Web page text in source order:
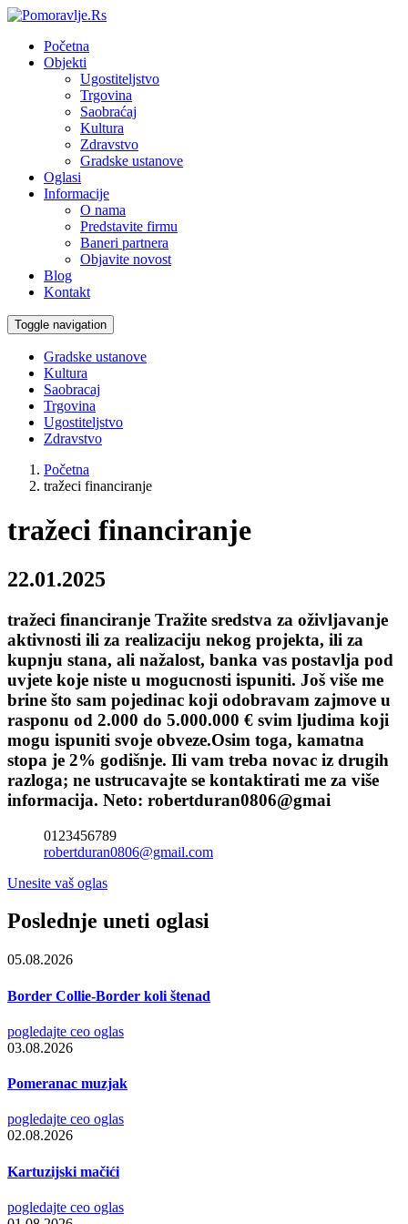
Početna
Objekti
Ugostiteljstvo
Trgovina
Saobraćaj
Kultura
Zdravstvo
Gradske ustanove
Oglasi
Informacije
O nama
Predstavite firmu
Baneri partnera
Objavite novost
Blog
Kontakt
Toggle navigation
Gradske ustanove
Kultura
Saobracaj
Trgovina
Ugostiteljstvo
Zdravstvo
Početna
tražeci financiranje
tražeci financiranje
22.01.2025
tražeci financiranje Tražite sredstva za oživljavanje
aktivnosti ili za realizaciju nekog projekta, ili za
kupnju stana, ali nažalost, banka vas postavlja pod
uvjete koje niste u mogucnosti ispuniti. Još više me
brine što sam pojedinac koji odobravam zajmove u
rasponu od 2.000 do 5.000.000 € svim ljudima koji
mogu ispuniti svoje obveze.Osim toga, kamatna
stopa je 2% godišnje. Ili vam treba novac iz drugih
razloga; ne ustrucavajte se kontaktirati me za više
informacija. Neto: robertduran0806@gmai
0123456789
robertduran0806@gmail.com
Unesite vaš oglas
Poslednje uneti oglasi
05.08.2026
Border Collie-Border koli štenad
pogledajte ceo oglas
03.08.2026
Pomeranac muzjak
pogledajte ceo oglas
02.08.2026
Kartuzijski mačići
pogledajte ceo oglas